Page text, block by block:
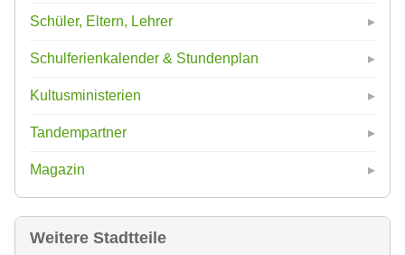
Schüler, Eltern, Lehrer
Schulferienkalender & Stundenplan
Kultusministerien
Tandempartner
Magazin
Weitere Stadtteile